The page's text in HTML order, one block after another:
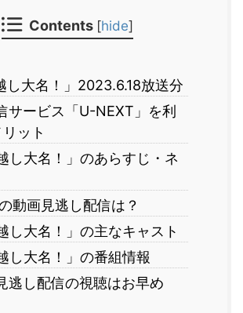
Contents [hide]
し大名！」2023.6.18放送分
サービス「U-NEXT」を利
ット
し大名！」のあらすじ・ネ
動画見逃し配信は？
し大名！」の主なキャスト
し大名！」の番組情報
逃し配信の視聴はお早め